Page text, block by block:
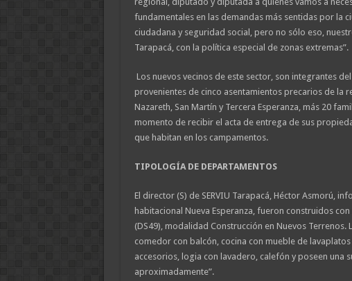
fundamentales en las demandas más sentidas por la
ciudadana y seguridad social, pero no sólo eso,
Tarapacá, con la política especial de zonas extremas”.
Los nuevos vecinos de este sector, son integrantes
provenientes de cinco asentamientos precarios de la
Nazareth, San Martín y Tercera Esperanza, más 20
momento de recibir el acta de entrega de sus
que habitan en los campamentos.
TIPOLOGÍA DE DEPARTAMENTOS
El director (S) de SERVIU Tarapacá, Héctor Asmorú,
habitacional Nueva Esperanza, fueron construidos
(DS49), modalidad Construcción en Nuevos
comedor con balcón, cocina con mueble de
accesorios, logia con lavadero, calefón y poseen una
aproximadamente”.